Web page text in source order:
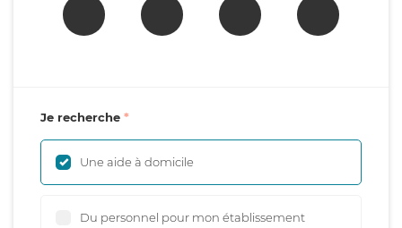
Je recherche
Une aide à domicile
Du personnel pour mon établissement